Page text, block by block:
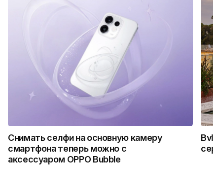
Снимать селфи на основную камеру
смартфона теперь можно с
аксессуаром OPPO Bubble